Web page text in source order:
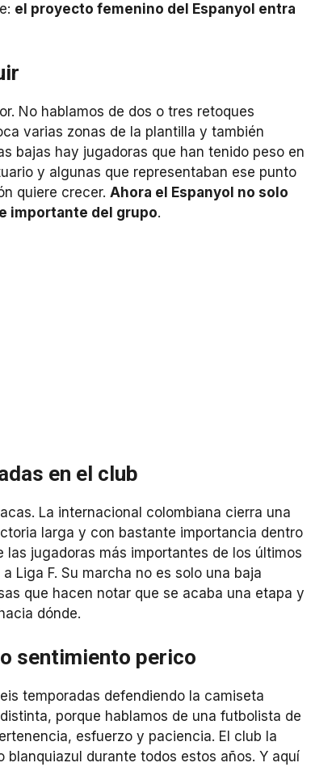
el proyecto femenino del Espanyol entra
No hablamos de dos o tres retoques
varias zonas de la plantilla y también
bajas hay jugadoras que han tenido peso en
y algunas que representaban ese punto
quiere crecer. Ahora el Espanyol no solo
importante del grupo.
en el club
La internacional colombiana cierra una
larga y con bastante importancia dentro
las jugadoras más importantes de los últimos
Liga F. Su marcha no es solo una baja
que hacen notar que se acaba una etapa y
dónde.
sentimiento perico
temporadas defendiendo la camiseta
porque hablamos de una futbolista de
esfuerzo y paciencia. El club la
durante todos estos años. Y aquí